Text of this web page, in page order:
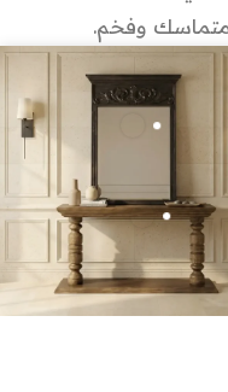
وفخم.